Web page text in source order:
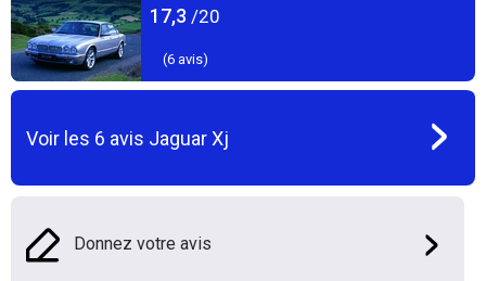
17,3 /20
(6avis)
Voir les 6 avis Jaguar Xj
Donnez votre avis